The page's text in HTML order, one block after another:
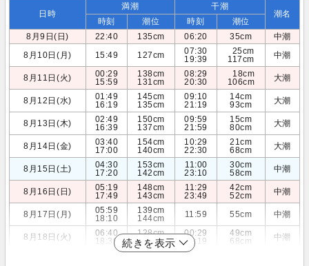
日時
満潮 干潮
潮名
時刻 潮位 時刻
潮位
8月9日(日)
22:40 135cm 06:20 35cm
中潮
8月10日(月)
15:49 127cm
07:30
19:39
25cm
117cm
中潮
8月11日(火)
00:29
15:59
138cm
131cm
08:29
20:30
18cm
106cm
大潮
8月12日(水)
01:49
16:19
145cm
135cm
09:10
21:19
14cm
93cm
大潮
8月13日(木)
02:49
16:39
150cm
137cm
09:59
21:59
15cm
80cm
大潮
8月14日(金)
03:40
17:00
154cm
140cm
10:29
22:30
21cm
68cm
大潮
8月15日(土)
04:30
17:20
153cm
142cm
11:00
23:10
30cm
58cm
中潮
8月16日(日)
05:19
17:49
148cm
143cm
11:29
23:49
42cm
52cm
中潮
8月17日(月)
05:59
18:10
139cm
144cm
11:59 55cm 中潮
8月18日(火)
06:40
18:39
128cm
144cm
00:29
12:19
49cm
68cm
中潮
続きを表示